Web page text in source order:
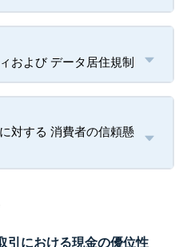
および データ居住規制
対する 消費者の信頼懸
引における現金の優位性